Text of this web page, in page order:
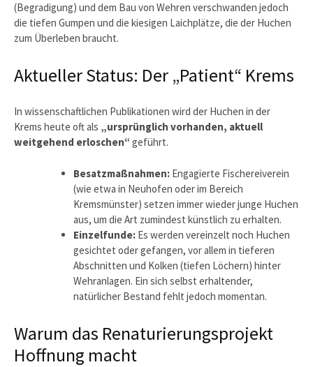
(Begradigung) und dem Bau von Wehren verschwanden jedoch
die tiefen Gumpen und die kiesigen Laichplätze, die der Huchen
zum Überleben braucht.
Aktueller Status: Der „Patient“ Krems
In wissenschaftlichen Publikationen wird der Huchen in der
Krems heute oft als „ursprünglich vorhanden, aktuell
weitgehend erloschen“ geführt.
Besatzmaßnahmen: Engagierte Fischereiverein
(wie etwa in Neuhofen oder im Bereich
Kremsmünster) setzen immer wieder junge Huchen
aus, um die Art zumindest künstlich zu erhalten.
Einzelfunde: Es werden vereinzelt noch Huchen
gesichtet oder gefangen, vor allem in tieferen
Abschnitten und Kolken (tiefen Löchern) hinter
Wehranlagen. Ein sich selbst erhaltender,
natürlicher Bestand fehlt jedoch momentan.
Warum das Renaturierungsprojekt
Hoffnung macht